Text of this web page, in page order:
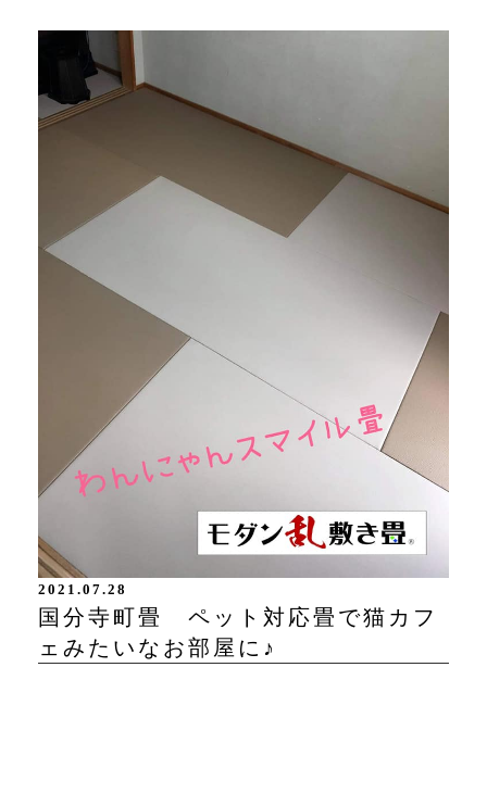
2021.07.28
国分寺町畳 ペット対応畳で猫カフ
ェみたいなお部屋に♪